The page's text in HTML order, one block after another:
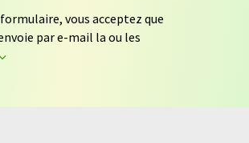
vous acceptez que
par e-mail la ou les
ci-dessus. Vos données ne
. LUMITOS peut vous contacter